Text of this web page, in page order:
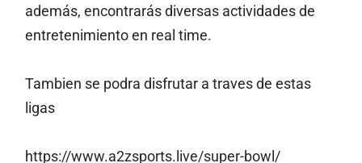
además, encontrarás diversas actividades de
entretenimiento en real time.
Tambien se podra disfrutar a traves de estas
ligas
https://www.a2zsports.live/super-bowl/